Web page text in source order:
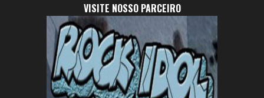
VISITE NOSSO PARCEIRO